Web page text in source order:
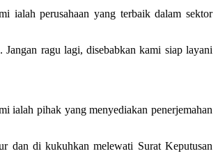
ialah perusahaan yang terbaik dalam sektor
ragu lagi, disebabkan kami siap layani
ialah pihak yang menyediakan penerjemahan
dan di kukuhkan melewati Surat Keputusan